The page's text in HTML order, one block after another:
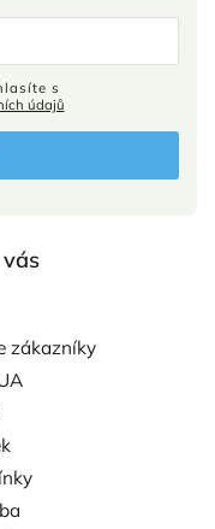
zákazníky
údajů